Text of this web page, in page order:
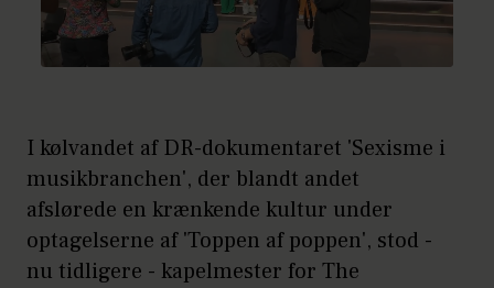
I kølvandet af DR-dokumentaret 'Sexisme i
musikbranchen', der blandt andet
afslørede en krænkende kultur under
optagelserne af 'Toppen af poppen', stod -
nu tidligere - kapelmester for The